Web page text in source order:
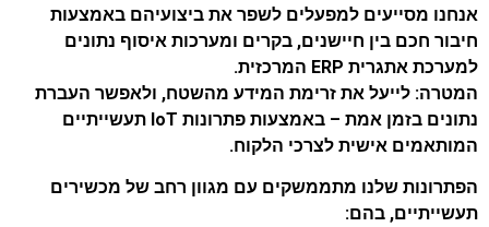
אנחנו מסייעים למפעלים לשפר את ביצועיהם באמצעות
חיבור חכם בין חיישנים, בקרים ומערכות איסוף נתונים
למערכת אתגרית ERP המרכזית.
המטרה: לייעל את זרימת המידע מהשטח, ולאפשר העברת
נתונים בזמן אמת – באמצעות פתרונות IoT תעשייתיים
המותאמים אישית לצרכי הלקוח.
הפתרונות שלנו מתממשקים עם מגוון רחב של מכשירים
תעשייתיים, בהם: